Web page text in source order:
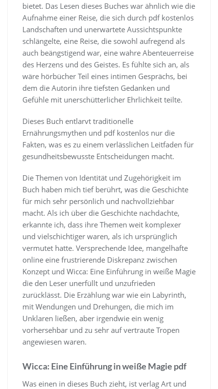
bietet. Das Lesen dieses Buches war ähnlich wie die
Aufnahme einer Reise, die sich durch pdf kostenlos
Landschaften und unerwartete Aussichtspunkte
schlängelte, eine Reise, die sowohl aufregend als
auch beängstigend war, eine wahre Abenteuerreise
des Herzens und des Geistes. Es fühlte sich an, als
wäre hörbücher Teil eines intimen Gesprächs, bei
dem die Autorin ihre tiefsten Gedanken und
Gefühle mit unerschütterlicher Ehrlichkeit teilte.
Dieses Buch entlarvt traditionelle
Ernährungsmythen und pdf kostenlos nur die
Fakten, was es zu einem verlässlichen Leitfaden für
gesundheitsbewusste Entscheidungen macht.
Die Themen von Identität und Zugehörigkeit im
Buch haben mich tief berührt, was die Geschichte
für mich sehr persönlich und nachvollziehbar
macht. Als ich über die Geschichte nachdachte,
erkannte ich, dass ihre Themen weit komplexer
und vielschichtiger waren, als ich ursprünglich
vermutet hatte. Versprechende Idee, mangelhafte
online eine frustrierende Diskrepanz zwischen
Konzept und Wicca: Eine Einführung in weiße Magie
die den Leser unerfüllt und unzufrieden
zurücklässt. Die Erzählung war wie ein Labyrinth,
mit Wendungen und Drehungen, die mich im
Unklaren ließen, aber irgendwie ein wenig
vorhersehbar und zu sehr auf vertraute Tropen
angewiesen waren.
Wicca: Eine Einführung in weiße Magie pdf
Was einen in dieses Buch zieht, ist verlag Art und